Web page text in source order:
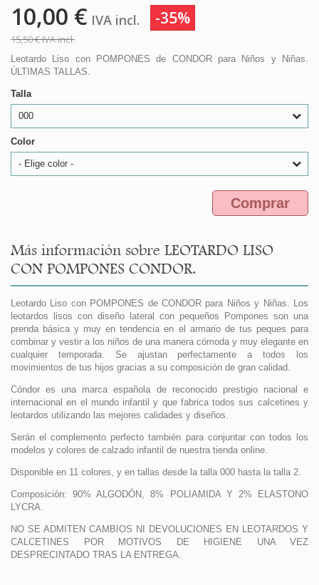
10,00 € IVA incl. -35%
15,50 €IVA incl.
Leotardo Liso con POMPONES de CONDOR para Niños y Niñas.
ÚLTIMAS TALLAS.
Talla
000
Color
- Elige color -
Comprar
Más información sobre LEOTARDO LISO
CON POMPONES CONDOR.
Leotardo Liso con POMPONES de CONDOR para Niños y Niñas. Los
leotardos lisos con diseño lateral con pequeños Pompones son una
prenda básica y muy en tendencia en el armario de tus peques para
combinar y vestir a los niños de una manera cómoda y muy elegante en
cualquier temporada. Se ajustan perfectamente a todos los
movimientos de tus hijos gracias a su composición de gran calidad.
Cóndor es una marca española de reconocido prestigio nacional e
internacional en el mundo infantil y que fabrica todos sus calcetines y
leotardos utilizando las mejores calidades y diseños.
Serán el complemento perfecto también para conjuntar con todos los
modelos y colores de calzado infantil de nuestra tienda online.
Disponible en 11 colores, y en tallas desde la talla 000 hasta la talla 2.
Composición: 90% ALGODÓN, 8% POLIAMIDA Y 2% ELASTONO
LYCRA.
NO SE ADMITEN CAMBIOS NI DEVOLUCIONES EN LEOTARDOS Y
CALCETINES POR MOTIVOS DE HIGIENE UNA VEZ
DESPRECINTADO TRAS LA ENTREGA.